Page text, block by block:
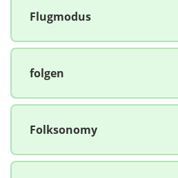
Flugmodus
folgen
Folksonomy